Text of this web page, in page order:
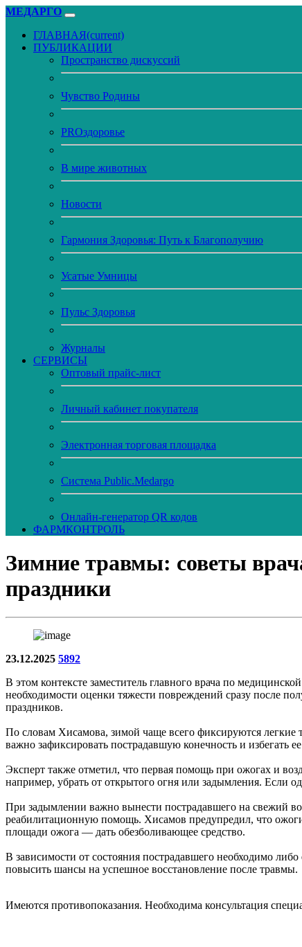
МЕДАРГО
ГЛАВНАЯ(current)
ПУБЛИКАЦИИ
Пространство дискуссий
Чувство Родины
PROздоровье
В мире животных
Новости
Гармония Здоровья: Путь к Благополучию
Усатые Умницы
Пульс Здоровья
Журналы
CЕРВИСЫ
Оптовый прайс-лист
Личный кабинет покупателя
Электронная торговая площадка
Система Public.Medargo
Онлайн-генератор QR кодов
ФАРМКОНТРОЛЬ
Зимние травмы: советы
праздники
23.12.2025 5892
В этом контексте заместитель главного врача по
необходимости оценки тяжести повреждений сразу после
праздников.
По словам Хисамова, зимой чаще всего фиксируются легкие
важно зафиксировать пострадавшую конечность и избегать
Эксперт также отметил, что первая помощь при ожогах и
например, убрать от открытого огня или задымления. Если
При задымлении важно вынести пострадавшего на свежий
реабилитационную помощь. Хисамов предупредил, что
площади ожога — дать обезболивающее средство.
В зависимости от состояния пострадавшего необходимо
повысить шансы на успешное восстановление после травмы.
Имеются противопоказания. Необходима консультация